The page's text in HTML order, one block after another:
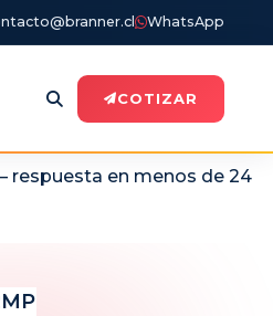
WhatsApp
COTIZAR
respuesta en menos de 24